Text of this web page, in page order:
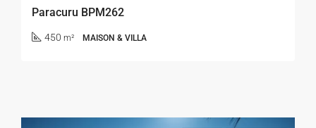
Paracuru BPM262
450 m² MAISON & VILLA